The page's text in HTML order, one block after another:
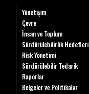
Yönetişim
Çevre
İnsan ve Toplum
Sürdürülebilirlik Hedefleri
Risk Yönetimi
Sürdürülebilir Tedarik
Raporlar
Belgeler ve Politikalar